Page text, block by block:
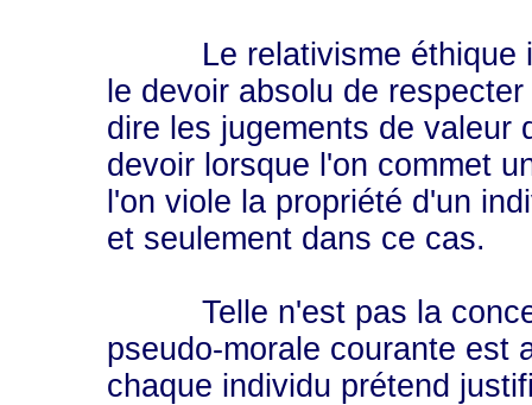
Le relativisme éthique
le devoir absolu de
dire les jugements de valeur
devoir lorsque l'on commet
l'on viole la propriété d'un
et seulement dans ce cas.
Telle n'est pas la
pseudo-morale courante est
chaque individu prétend